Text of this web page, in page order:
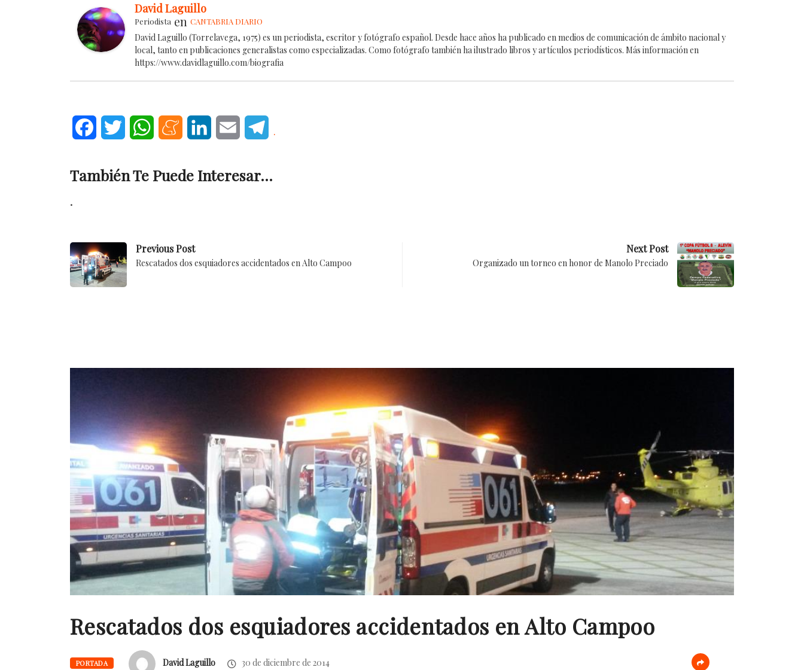
David Laguillo
Periodista en CANTABRIA DIARIO
David Laguillo (Torrelavega, 1975) es un periodista, escritor y fotógrafo español. Desde hace años ha publicado en medios de comunicación de ámbito nacional y
local, tanto en publicaciones generalistas como especializadas. Como fotógrafo también ha ilustrado libros y artículos periodísticos. Más información en
https://www.davidlaguillo.com/biografia
FacebookTwitter WhatsAppMeneameLinkedInEmail .
También Te Puede Interesar...
.
Previous Post
Rescatados dos esquiadores accidentados en Alto Campoo
Next Post
Organizado un torneo en honor de Manolo Preciado
Rescatados dos esquiadores accidentados en Alto Campoo
PORTADA David Laguillo 30 de diciembre de 2014